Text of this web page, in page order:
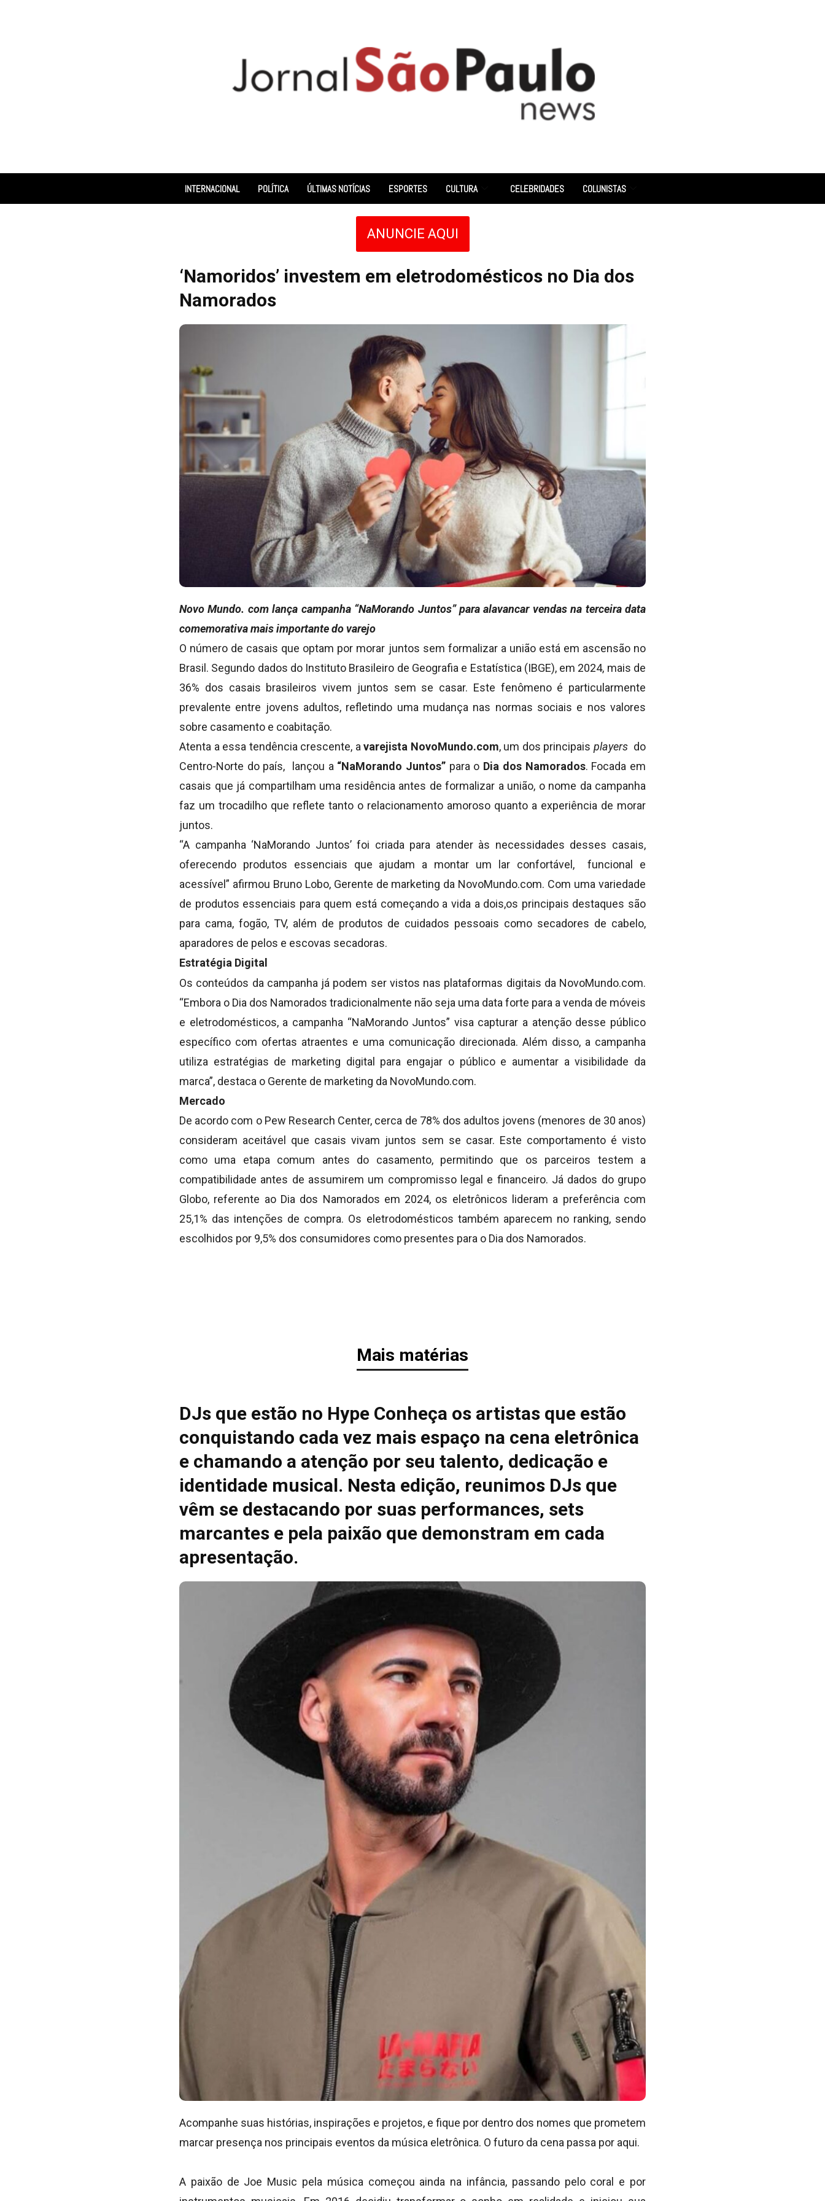
INTERNACIONAL POLÍTICA ÚLTIMAS NOTÍCIAS ESPORTES CULTURA CELEBRIDADES COLUNISTAS
ANUNCIE AQUI
‘Namoridos’ investem em eletrodomésticos no Dia dos
Namorados
Novo Mundo. com lança campanha “NaMorando Juntos” para alavancar vendas na terceira data
comemorativa mais importante do varejo
O número de casais que optam por morar juntos sem formalizar a união está em ascensão no
Brasil. Segundo dados do Instituto Brasileiro de Geografia e Estatística (IBGE), em 2024, mais de
36% dos casais brasileiros vivem juntos sem se casar. Este fenômeno é particularmente
prevalente entre jovens adultos, refletindo uma mudança nas normas sociais e nos valores
sobre casamento e coabitação.
Atenta a essa tendência crescente, avarejista NovoMundo.com, um dos principais players do
Centro-Norte do país, lançou a “NaMorando Juntos” para o Dia dos Namorados. Focada em
casais que já compartilham uma residência antes de formalizar a união, o nome da campanha
faz um trocadilho que reflete tanto o relacionamento amoroso quanto a experiência de morar
juntos.
“A campanha ‘NaMorando Juntos’ foi criada para atender às necessidades desses casais,
oferecendo produtos essenciais que ajudam a montar um lar confortável, funcional e
acessível” afirmou Bruno Lobo, Gerente de marketing da NovoMundo.com. Com uma variedade
de produtos essenciais para quem está começando a vida a dois,os principais destaques são
para cama, fogão, TV, além de produtos de cuidados pessoais como secadores de cabelo,
aparadores de pelos e escovas secadoras.
Estratégia Digital
Os conteúdos da campanha já podem ser vistos nas plataformas digitais da NovoMundo.com.
“Embora o Dia dos Namorados tradicionalmente não seja uma data forte para a venda de móveis
e eletrodomésticos, a campanha “NaMorando Juntos” visa capturar a atenção desse público
específico com ofertas atraentes e uma comunicação direcionada. Além disso, a campanha
utiliza estratégias de marketing digital para engajar o público e aumentar a visibilidade da
marca”, destaca o Gerente de marketing da NovoMundo.com.
Mercado
De acordo com o Pew Research Center, cerca de 78% dos adultos jovens (menores de 30 anos)
consideram aceitável que casais vivam juntos sem se casar. Este comportamento é visto
como uma etapa comum antes do casamento, permitindo que os parceiros testem a
compatibilidade antes de assumirem um compromisso legal e financeiro. Já dados do grupo
Globo, referente ao Dia dos Namorados em 2024, os eletrônicos lideram a preferência com
25,1% das intenções de compra. Os eletrodomésticos também aparecem no ranking, sendo
escolhidos por 9,5% dos consumidores como presentes para o Dia dos Namorados.
Mais matérias
DJs que estão no Hype Conheça os artistas que estão
conquistando cada vez mais espaço na cena eletrônica
e chamando a atenção por seu talento, dedicação e
identidade musical. Nesta edição, reunimos DJs que
vêm se destacando por suas performances, sets
marcantes e pela paixão que demonstram em cada
apresentação.
Acompanhe suas histórias, inspirações e projetos, e fique por dentro dos nomes que prometem
marcar presença nos principais eventos da música eletrônica. O futuro da cena passa por aqui.
A paixão de Joe Music pela música começou ainda na infância, passando pelo coral e por